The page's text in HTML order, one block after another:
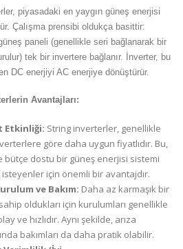
piyasadaki en yaygın güneş enerjisi
Çalışma prensibi oldukça basittir:
paneli (genellikle seri bağlanarak bir
tek bir invertere bağlanır. İnverter, bu
DC enerjiyi AC enerjiye dönüştürür.
Avantajları:
Etkinliği: String inverterler, genellikle
göre daha uygun fiyatlıdır. Bu,
bütçe dostu bir güneş enerjisi sistemi
için önemli bir avantajdır.
ve Bakım: Daha az karmaşık bir
oldukları için kurulumları genellikle
ve hızlıdır. Aynı şekilde, arıza
bakımları da daha pratik olabilir.